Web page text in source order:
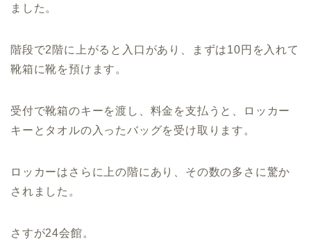
ました。
階段で2階に上がると入口があり、まずは10円を入れて
靴箱に靴を預けます。
受付で靴箱のキーを渡し、料金を支払うと、ロッカー
キーとタオルの入ったバッグを受け取ります。
ロッカーはさらに上の階にあり、その数の多さに驚か
されました。
さすが24会館。